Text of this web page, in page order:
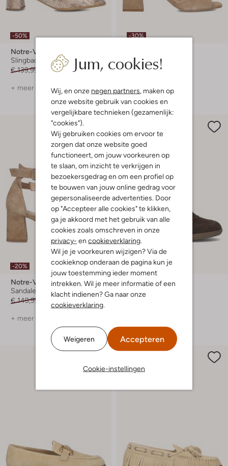
Jum, cookies!
Wij, en onze negen partners, maken op
onze website gebruik van cookies en
vergelijkbare technieken (gezamenlijk:
"cookies").
Wij gebruiken cookies om ervoor te
zorgen dat onze website goed
functioneert, om jouw voorkeuren op
te slaan, om inzicht te verkrijgen in
bezoekersgedrag en om een profiel op
te bouwen van jouw online gedrag voor
gepersonaliseerde advertenties. Door
op "Accepteer alle cookies" te klikken,
ga je akkoord met het gebruik van alle
cookies zoals omschreven in onze
privacy- en cookieverklaring.
Wil je je voorkeuren wijzigen? Via de
cookieknop onderaan de pagina kun je
jouw toestemming ieder moment
intrekken. Wil je meer informatie of een
klacht indienen? Ga naar onze
cookieverklaring.
Weigeren Accepteren
Cookie-instellingen
-50%
Notre-V
Slingbacks
€ 139,99
€ 69,99
+ meer kleuren
-30%
Hakken
€ 149,99 € 104,99
+ meer kleuren
-20%
Notre-V
Sandalen met hak
€ 149,99
€ 119,99
+ meer kleuren
Nieuw
Notre-V
Enkellaarsjes